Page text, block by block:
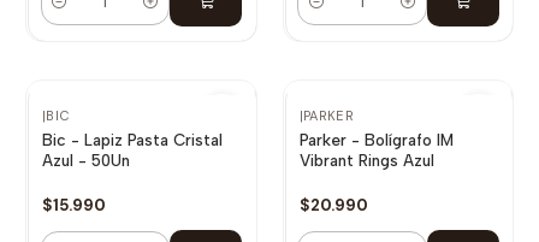
Cantidad Cantidad
|BIC
Bic - Lapiz Pasta Cristal
Azul - 50Un
$15.990
|PARKER
Parker - Bolígrafo IM
Vibrant Rings Azul
$20.990